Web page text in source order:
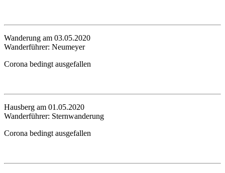
Wanderung am 03.05.2020
Wanderführer: Neumeyer
Corona bedingt ausgefallen
Hausberg am 01.05.2020
Wanderführer: Sternwanderung
Corona bedingt ausgefallen